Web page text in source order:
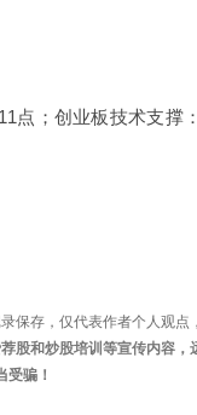
点；创业板技术支撑
保存，仅代表作者个人观
股和炒股培训等宣传内容
骗！